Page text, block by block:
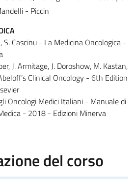
- Piccin
S. Cascinu - La Medicina Oncologica -
J. Armitage, J. Doroshow, M. Kastan,
Clinical Oncology - 6th Edition
Oncologi Medici Italiani - Manuale di
- 2018 - Edizioni Minerva
del corso